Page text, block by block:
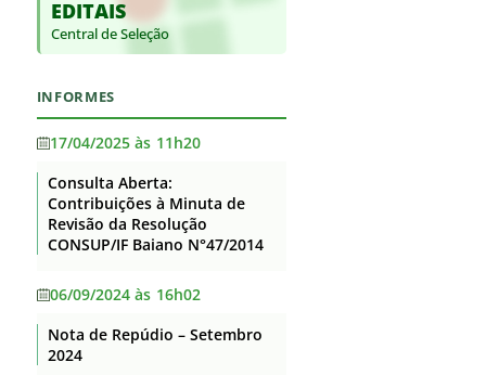
Supervisão
Itaberaba
Senhor do Bonfim
Serrinha
Teixeira de Freitas
Valença
Xique-Xique
Base jurídica da estrutura
organizacional e das
ocupantes
Telefones, endereços e e-mails
cargos
Agenda de Autoridades
Horário de atendimento
Currículos dos principais cargos
Revisão e Consolidação dos
Atos Normativos – Decreto
Auditorias
Convênios e Transferências
Receitas e Despesas
Fundação de Apoio
Informações Classificadas
Cidadão – SIC
Perguntas Frequentes
EDITAIS
Central de Seleção
INFORMES
17/04/2025 às 11h20
Consulta Aberta:
Contribuições à Minuta de
Revisão da Resolução
CONSUP/IF Baiano N°47/2014
06/09/2024 às 16h02
Nota de Repúdio – Setembro
2024